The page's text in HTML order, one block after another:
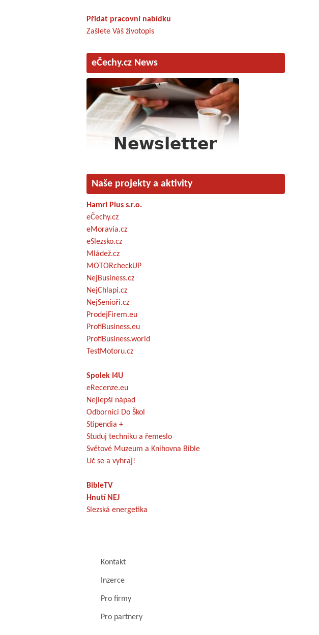
Přidat pracovní nabídku
Zašlete Váš životopis
eČechy.cz News
Naše projekty a aktivity
Hamri Plus s.r.o.
eČechy.cz
eMoravia.cz
eSlezsko.cz
Mládež.cz
MOTORcheckUP
NejBusiness.cz
NejChlapi.cz
NejSenioři.cz
ProdejFirem.eu
ProfiBusiness.eu
ProfiBusiness.world
TestMotoru.cz
Spolek I4U
eRecenze.eu
Nejlepší nápad
Odborníci Do Škol
Stipendia +
Studuj techniku a řemeslo
Světové Muzeum a Knihovna Bible
Uč se a vyhraj!
BibleTV
Hnutí NEJ
Slezská energetika
Kontakt
Inzerce
Pro firmy
Pro partnery